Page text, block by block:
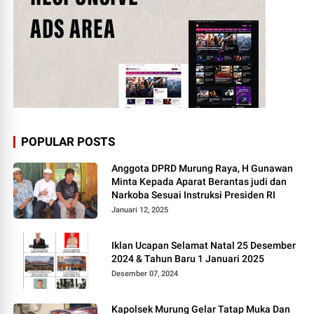
POPULAR POSTS
Anggota DPRD Murung Raya, H Gunawan
Minta Kepada Aparat Berantas judi dan
Narkoba Sesuai Instruksi Presiden RI
Januari 12, 2025
Iklan Ucapan Selamat Natal 25 Desember
2024 & Tahun Baru 1 Januari 2025
Desember 07, 2024
Kapolsek Murung Gelar Tatap Muka Dan